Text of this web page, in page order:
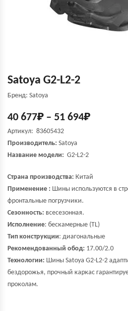
Satoya G2-L2-2
Бренд: Satoya
40 677₽ – 51 694₽
Артикул: 83605432
Производитель: Satoya
Название модели: G2-L2-2
Страна производства: Китай
Применение : Шины используются в
фронтальные погрузчики.
Сезонность: всесезонная.
Исполнение: бескамерные (TL)
Тип конструкции: диагональные
Рекомендованный обод: 17.00/2.0
Технологии: Шины Satoya G2-L2-2
бездорожья, прочный каркас
проколам.